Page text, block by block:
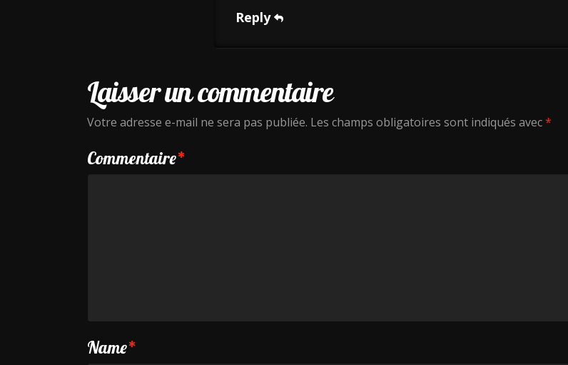
Reply
Laisser un commentaire
Votre adresse e-mail ne sera pas publiée. Les champs obligatoires sont indiqués avec*
Commentaire*
Name*